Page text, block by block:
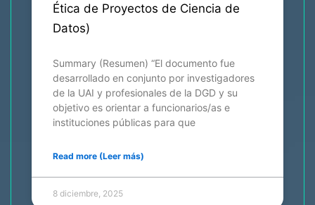
Ética de Proyectos de Ciencia de
Datos)
Summary (Resumen) “El documento fue
desarrollado en conjunto por investigadores
de la UAI y profesionales de la DGD y su
objetivo es orientar a funcionarios/as e
instituciones públicas para que
Read more (Leer más)
8 diciembre, 2025